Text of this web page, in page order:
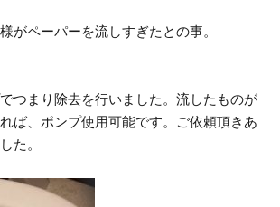
がペーパーを流しすぎたとの事。
つまり除去を行いました。流したものが
ば、ポンプ使用可能です。ご依頼頂きあ
た。